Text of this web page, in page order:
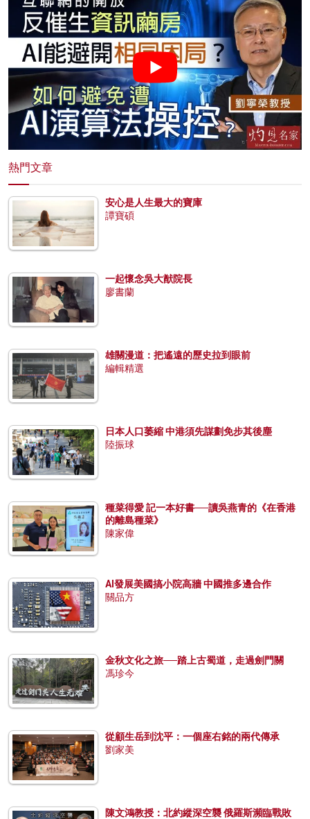
熱門文章
安心是人生最大的寶庫
譚寶碩
一起懷念吳大猷院長
廖書蘭
雄關漫道：把遙遠的歷史拉到眼前
編輯精選
日本人口萎縮 中港須先謀劃免步其後塵
陸振球
種菜得愛 記一本好書──讀吳燕青的《在香港
的離島種菜》
陳家偉
AI發展美國搞小院高牆 中國推多邊合作
關品方
金秋文化之旅──踏上古蜀道，走過劍門關
馮珍今
從顧生岳到沈平：一個座右銘的兩代傳承
劉家美
陳文鴻教授：北約縱深空襲 俄羅斯瀕臨戰敗